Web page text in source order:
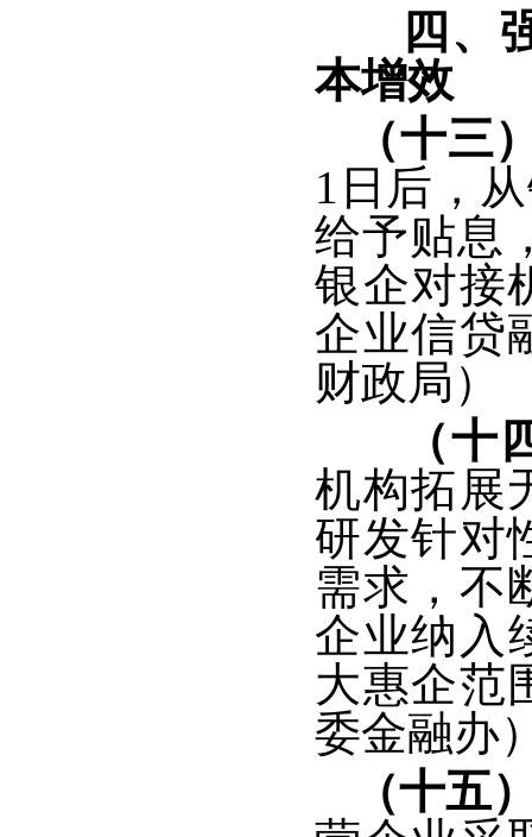
四、
本增效
（十三
1日后，
给予贴息
银企对接
企业信贷
财政局）
（十
机构拓展
研发针对
需求，不
企业纳入
大惠企范
委金融办
（十五